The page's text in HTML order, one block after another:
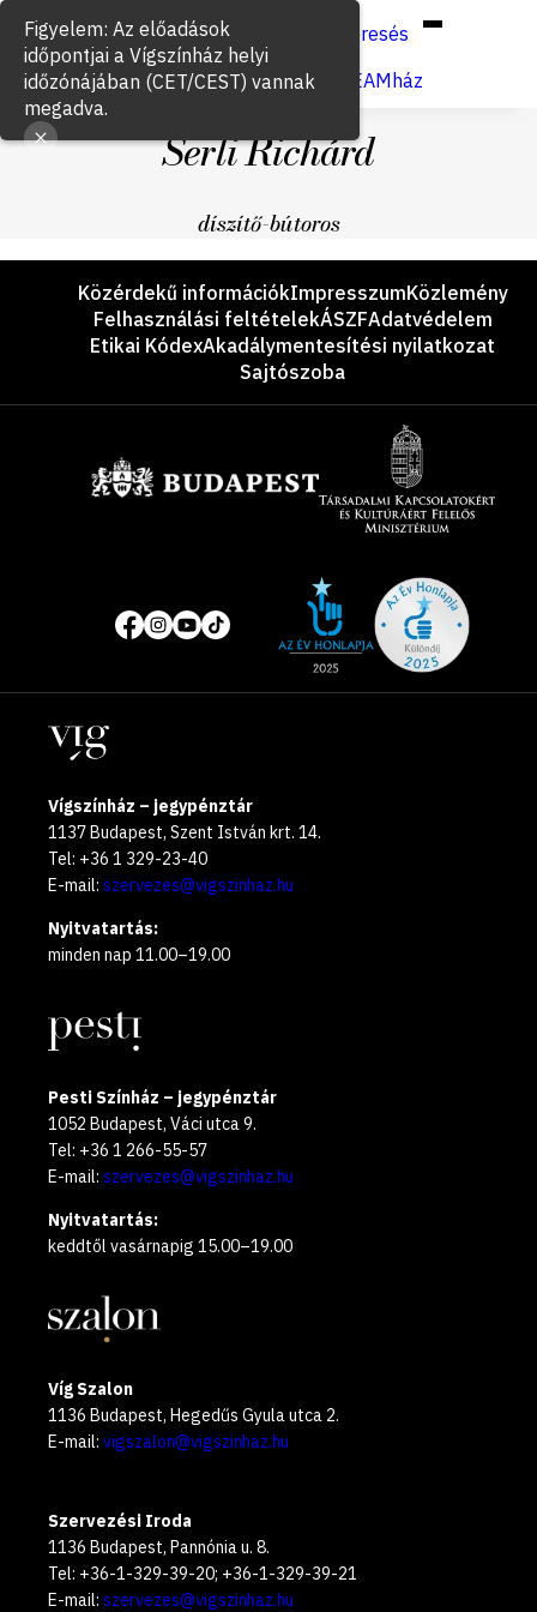
Keresés
Jegyvásárlás
VígSTREAMház
Serli Richárd
díszítő-bútoros
LáblécKözérdekű információkImpresszumKözlemény
Felhasználási feltételekÁSZFAdatvédelem
Etikai KódexAkadálymentesítési nyilatkozat
Sajtószoba
Közösségi
média
oldalak
of
year
Helyszínek
Vígszínház – jegypénztár
1137 Budapest, Szent István krt. 14.
Tel: +36 1 329-23-40
E-mail: szervezes@vigszinhaz.hu
Nyitvatartás:
minden nap 11.00–19.00
Pesti Színház – jegypénztár
1052 Budapest, Váci utca 9.
Tel: +36 1 266-55-57
E-mail: szervezes@vigszinhaz.hu
Nyitvatartás:
keddtől vasárnapig 15.00–19.00
Víg Szalon
1136 Budapest, Hegedűs Gyula utca 2.
E-mail: vigszalon@vigszinhaz.hu
Szervezési Iroda
1136 Budapest, Pannónia u. 8.
Tel: +36-1-329-39-20; +36-1-329-39-21
E-mail: szervezes@vigszinhaz.hu
Figyelem: Az előadások
időpontjai a Vígszínház helyi
időzónájában (CET/CEST) vannak
megadva.